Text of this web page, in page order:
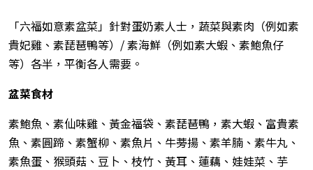
「六福如意素盆菜」針對蛋奶素人士，蔬菜與素肉（例如素
貴妃雞、素琵琶鴨等）/ 素海鮮（例如素大蝦、素鮑魚仔
等）各半，平衡各人需要。
盆菜食材
素鮑魚、素仙味雞、黃金福袋、素琵琶鴨，素大蝦、富貴素
魚、素圓蹄、素蟹柳、素魚片、牛蒡揚、素羊腩、素牛丸、
素魚蛋、猴頭菇、豆卜、枝竹、黃耳、蓮藕、娃娃菜、芋